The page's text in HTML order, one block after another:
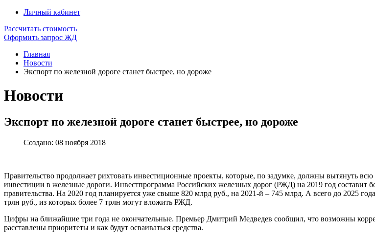
Личный кабинет
Рассчитать стоимость
Оформить запрос ЖД
Главная
Новости
Экспорт по железной дороге станет быстрее, но дороже
Новости
Экспорт по железной дороге станет быстрее, но дороже
Создано: 08 ноября 2018
Правительство продолжает рихтовать инвестиционные проекты, которые, по задумке, должны вытянуть
инвестиции в железные дороги. Инвестпрограмма Российских железных дорог (РЖД) на 2019 год составит
правительства. На 2020 год планируется уже свыше 820 млрд руб., на 2021-й – 745 млрд. А всего до 2025
трлн руб., из которых более 7 трлн могут вложить РЖД.
Цифры на ближайшие три года не окончательные. Премьер Дмитрий Медведев сообщил, что возможны
расставлены приоритеты и как будут осваиваться средства.